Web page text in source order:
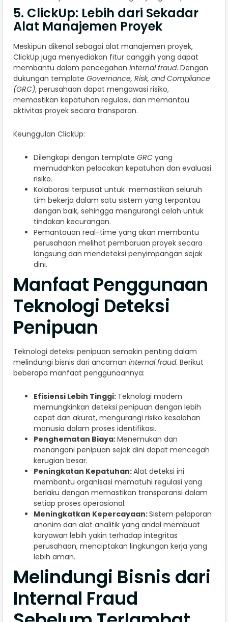
5. ClickUp: Lebih dari Sekadar
Alat Manajemen Proyek
Meskipun dikenal sebagai alat manajemen proyek,
ClickUp juga menyediakan fitur canggih yang dapat
membantu dalam pencegahan internal fraud. Dengan
dukungan template Governance, Risk, and Compliance
(GRC), perusahaan dapat mengawasi risiko,
memastikan kepatuhan regulasi, dan memantau
aktivitas proyek secara transparan.
Keunggulan ClickUp:
Dilengkapi dengan template GRC yang
memudahkan pelacakan kepatuhan dan evaluasi
risiko.
Kolaborasi terpusat untuk memastikan seluruh
tim bekerja dalam satu sistem yang terpantau
dengan baik, sehingga mengurangi celah untuk
tindakan kecurangan.
Pemantauan real-time yang akan membantu
perusahaan melihat pembaruan proyek secara
langsung dan mendeteksi penyimpangan sejak
dini.
Manfaat Penggunaan
Teknologi Deteksi
Penipuan
Teknologi deteksi penipuan semakin penting dalam
melindungi bisnis dari ancaman internal fraud. Berikut
beberapa manfaat penggunaannya:
Efisiensi Lebih Tinggi: Teknologi modern
memungkinkan deteksi penipuan dengan lebih
cepat dan akurat, mengurangi risiko kesalahan
manusia dalam proses identifikasi.
Penghematan Biaya:Menemukan dan
menangani penipuan sejak dini dapat mencegah
kerugian besar.
Peningkatan Kepatuhan:Alat deteksi ini
membantu organisasi mematuhi regulasi yang
berlaku dengan memastikan transparansi dalam
setiap proses operasional.
Meningkatkan Kepercayaan:Sistem pelaporan
anonim dan alat analitik yang andal membuat
karyawan lebih yakin terhadap integritas
perusahaan, menciptakan lingkungan kerja yang
lebih aman.
Melindungi Bisnis dari
Internal Fraud